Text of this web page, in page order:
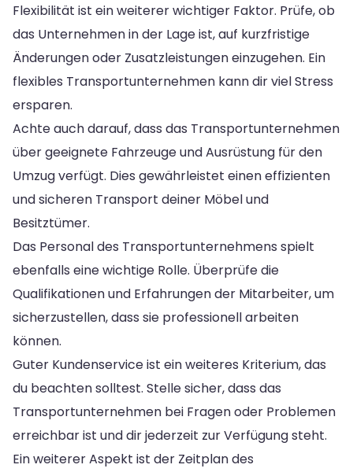
Flexibilität ist ein weiterer wichtiger Faktor. Prüfe, ob
das Unternehmen in der Lage ist, auf kurzfristige
Änderungen oder Zusatzleistungen einzugehen. Ein
flexibles Transportunternehmen kann dir viel Stress
ersparen.
Achte auch darauf, dass das Transportunternehmen
über geeignete Fahrzeuge und Ausrüstung für den
Umzug verfügt. Dies gewährleistet einen effizienten
und sicheren Transport deiner Möbel und
Besitztümer.
Das Personal des Transportunternehmens spielt
ebenfalls eine wichtige Rolle. Überprüfe die
Qualifikationen und Erfahrungen der Mitarbeiter, um
sicherzustellen, dass sie professionell arbeiten
können.
Guter Kundenservice ist ein weiteres Kriterium, das
du beachten solltest. Stelle sicher, dass das
Transportunternehmen bei Fragen oder Problemen
erreichbar ist und dir jederzeit zur Verfügung steht.
Ein weiterer Aspekt ist der Zeitplan des